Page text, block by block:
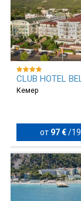
CLUB HOTEL
Кемер
от 97 € /